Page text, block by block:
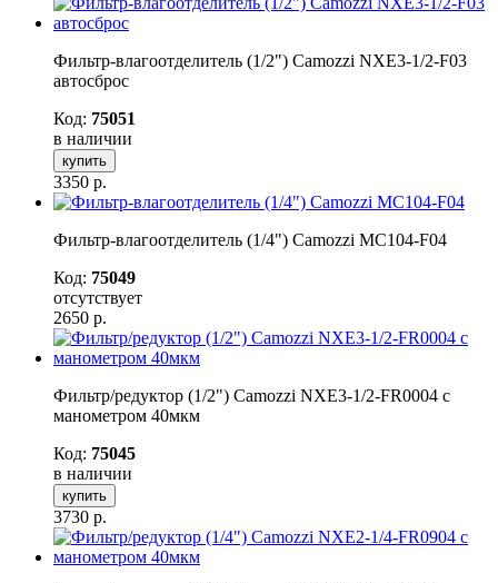
Фильтр-влагоотделитель (1/2") Camozzi NXE3-1/2-F03
автосброс
Код: 75051
в наличии
купить
3350 р.
Фильтр-влагоотделитель (1/4") Camozzi MC104-F04
Код: 75049
отсутствует
2650 р.
Фильтр/редуктор (1/2") Camozzi NXE3-1/2-FR0004 с
манометром 40мкм
Код: 75045
в наличии
купить
3730 р.